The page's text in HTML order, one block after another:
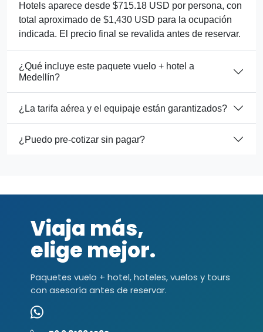
Hotels aparece desde $715.18 USD por persona, con
total aproximado de $1,430 USD para la ocupación
indicada. El precio final se revalida antes de reservar.
¿Qué incluye este paquete vuelo + hotel a
Medellín?
¿La tarifa aérea y el equipaje están garantizados?
¿Puedo pre-cotizar sin pagar?
Viaja más,
elige mejor.
Paquetes vuelo + hotel, hoteles, vuelos y tours
con asesoría antes de reservar.